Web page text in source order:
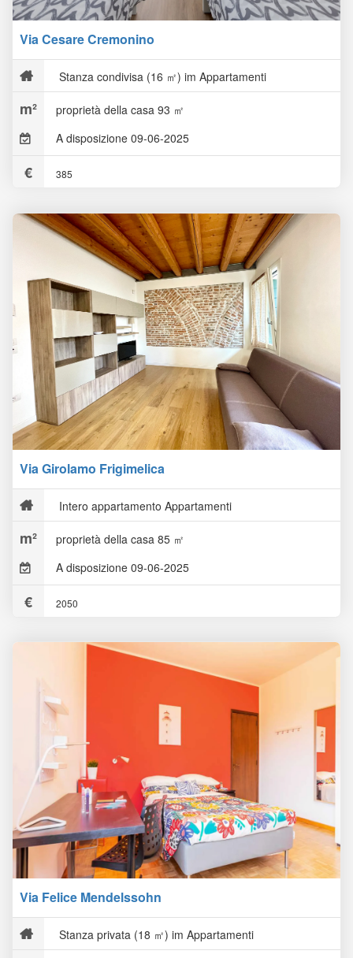
Via Cesare Cremonino
Stanza condivisa (16 ㎡) im Appartamenti
proprietà della casa 93 ㎡
A disposizione 09-06-2025
385
Via Girolamo Frigimelica
Intero appartamento Appartamenti
proprietà della casa 85 ㎡
A disposizione 09-06-2025
2050
Via Felice Mendelssohn
Stanza privata (18 ㎡) im Appartamenti